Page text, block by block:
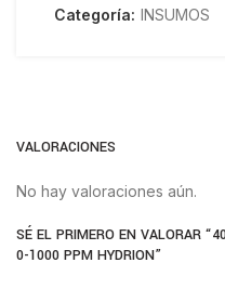
Categoría: INSUMOS
VALORACIONES
No hay valoraciones aún.
SÉ EL PRIMERO EN VALORAR
0-1000 PPM HYDRION”